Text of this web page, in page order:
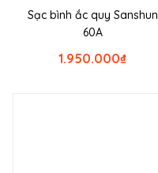
Sạc bình ắc quy Sanshun
60A
₫
1.950.000